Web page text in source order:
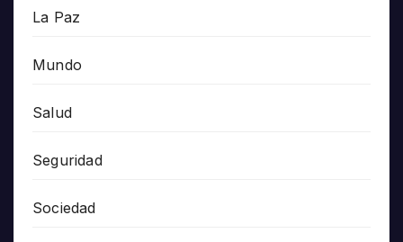
La Paz
Mundo
Salud
Seguridad
Sociedad